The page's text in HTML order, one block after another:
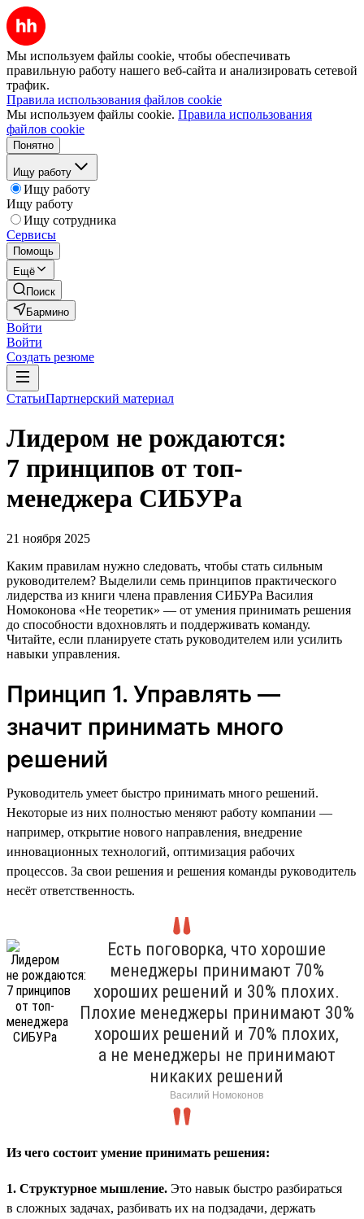
Мы используем файлы cookie, чтобы обеспечивать
правильную работу нашего веб-сайта и анализировать сетевой
трафик.
Правила использования файлов cookie
Мы используем файлы cookie. Правила использования
файлов cookie
Понятно
Ищу работу
Ищу работу
Ищу работу
Ищу сотрудника
Сервисы
Помощь
Ещё
Поиск
Бармино
Войти
Войти
Создать резюме
СтатьиПартнерский материал
Лидером не рождаются:
7 принципов от топ-
менеджера СИБУРа
21 ноября 2025
Каким правилам нужно следовать, чтобы стать сильным
руководителем? Выделили семь принципов практического
лидерства из книги члена правления СИБУРа Василия
Номоконова «Не теоретик» — от умения принимать решения
до способности вдохновлять и поддерживать команду.
Читайте, если планируете стать руководителем или усилить
навыки управления.
Принцип 1. Управлять —
значит принимать много
решений
Руководитель умеет быстро принимать много решений.
Некоторые из них полностью меняют работу компании —
например, открытие нового направления, внедрение
инновационных технологий, оптимизация рабочих
процессов. За свои решения и решения команды руководитель
несёт ответственность.
Есть поговорка, что хорошие
менеджеры принимают 70%
хороших решений и 30% плохих.
Плохие менеджеры принимают 30%
хороших решений и 70% плохих,
а не менеджеры не принимают
никаких решений
Василий Номоконов
Из чего состоит умение принимать решения:
1. Структурное мышление. Это навык быстро разбираться
в сложных задачах, разбивать их на подзадачи, держать